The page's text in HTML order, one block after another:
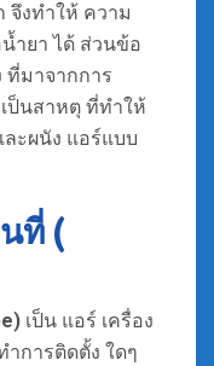
จึงทำให้ ความ
ำยา ได้ ส่วนข้อ
ที่มาจากการ
ป็นสาหตุ ที่ทำให้
ละผนัง แอร์แบบ
ที่ (
เป็น แอร์ เครื่อง
การติดตั้ง ใดๆ